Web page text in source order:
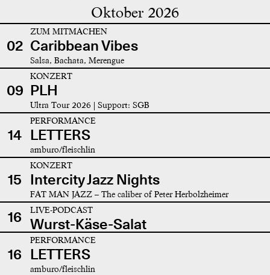
Oktober 2026
02
ZUM MITMACHEN
Caribbean Vibes
Salsa, Bachata, Merengue
09
KONZERT
PLH
Ultra Tour 2026 | Support: SGB
14
PERFORMANCE
LETTERS
amburo/fleischlin
15
KONZERT
Intercity Jazz Nights
FAT MAN JAZZ – The caliber of Peter Herbolzheimer
16 LIVE-PODCAST
Wurst-Käse-Salat
16
PERFORMANCE
LETTERS
amburo/fleischlin